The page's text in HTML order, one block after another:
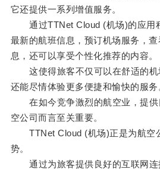
它还提供一系列增值服务。
通过TTNet Cloud (机场)的应用
最新的航班信息，预订机场服务，
息，还可以享受个性化推荐的内容。
这使得旅客不仅可以在舒适的机
还能尽情体验更多便捷和愉快的服务
在如今竞争激烈的航空业，提供
空公司而言至关重要。
TTNet Cloud (机场)正是为航空
势。
通过为旅客提供良好的互联网连